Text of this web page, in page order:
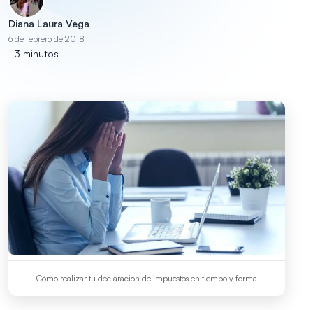
Diana Laura Vega
6 de febrero de 2018
3 minutos
Cómo realizar tu declaración de impuestos en tiempo y forma